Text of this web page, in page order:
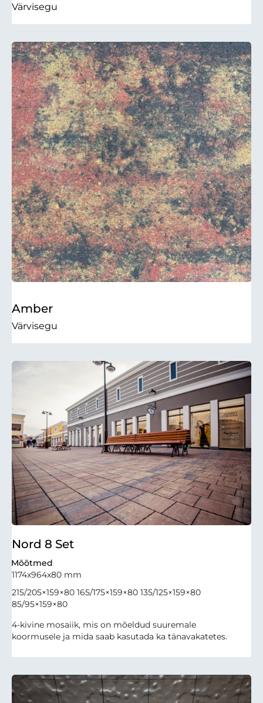
Värvisegu
Amber
Värvisegu
Nord 8 Set
Mõõtmed
1174x964x80 mm
215/205×159×80 165/175×159×80 135/125×159×80
85/95×159×80
4-kivine mosaiik, mis on mõeldud suuremale
koormusele ja mida saab kasutada ka tänavakatetes.